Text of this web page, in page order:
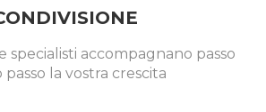
specialisti accompagnano passo
passo la vostra crescita